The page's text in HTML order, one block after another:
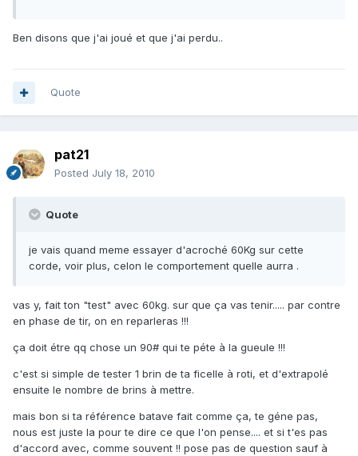
Ben disons que j'ai joué et que j'ai perdu..
Quote
pat21
Posted July 18, 2010
Quote
je vais quand meme essayer d'acroché 60Kg sur cette
corde, voir plus, celon le comportement quelle aurra .
vas y, fait ton "test" avec 60kg. sur que ça vas tenir..... par contre
en phase de tir, on en reparleras !!!
ça doit étre qq chose un 90# qui te péte à la gueule !!!
c'est si simple de tester 1 brin de ta ficelle à roti, et d'extrapolé
ensuite le nombre de brins à mettre.
mais bon si ta référence batave fait comme ça, te géne pas,
nous est juste la pour te dire ce que l'on pense.... et si t'es pas
d'accord avec, comme souvent !! pose pas de question sauf à